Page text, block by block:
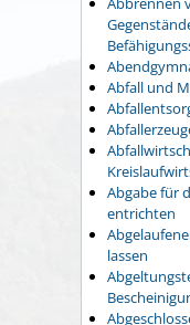
Abfall und
Abgabe für
entrichten
lassen